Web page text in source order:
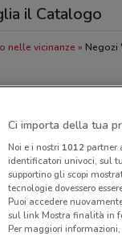
il Catalogo
nelle vicinanze Negozi
Ci importa della tua
Noi e i nostri 1012partner
identificatori univoci, sul
supportino gli scopi
tecnologie dovessero
Puoi accedere
sul link Mostra finalità in
Per maggiori